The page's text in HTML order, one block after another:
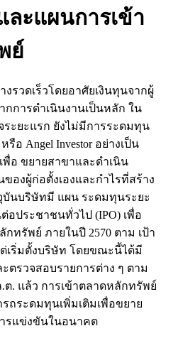
ะแผนการเข้า
ย์
งรวดเร็วโดยอาศัยเงินทุนจากผู้
กการดําเนินงานเป็นหลัก ใน
ระยะแรก ยังไม่มีการระดมทุน
หรือ Angel Investor อย่างเป็น
อ ขยายสาขาและดําเนิน
องผู้ก่อตั้งเองและกําไรที่สร้าง
บันบริษัทมี แผน ระดมทุนระยะ
อประชาชนทั่วไป (IPO) เพื่อ
ทรัพย์ ภายในปี 2570 ตาม เป้า
เริ่มตั้งบริษัท โดยขณะนี้ได้มี
ตรวจสอบรายการต่าง ๆ ตาม
. แล้ว การเข้าตลาดหลักทรัพย์
รถระดมทุนเพิ่มเติมเพื่อขยาย
รแข่งขันในอนาคต